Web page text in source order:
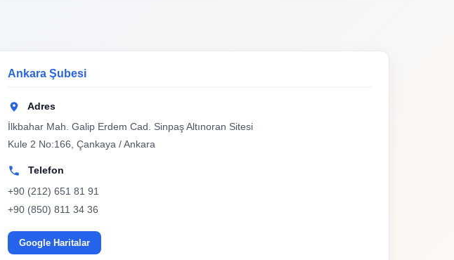
Ankara Şubesi
Adres
İlkbahar Mah. Galip Erdem Cad. Sinpaş Altınoran Sitesi
Kule 2 No:166, Çankaya / Ankara
Telefon
+90 (212) 651 81 91
+90 (850) 811 34 36
Google Haritalar